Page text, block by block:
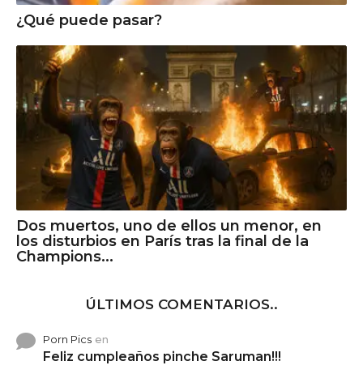
¿Qué puede pasar?
Dos muertos, uno de ellos un menor, en
los disturbios en París tras la final de la
Champions...
ÚLTIMOS COMENTARIOS..
Porn Pics en
Feliz cumpleaños pinche Saruman!!!